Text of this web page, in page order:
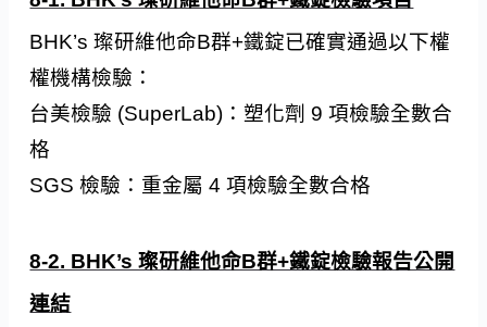
BHK’s 璨研維他命B群+鐵錠已確實通過以下權
權機構檢驗：
台美檢驗 (SuperLab)：塑化劑 9 項檢驗全數合
格
SGS 檢驗：重金屬 4 項檢驗全數合格
8-2. BHK’s 璨研維他命B群+鐵錠檢驗報告公開
連結